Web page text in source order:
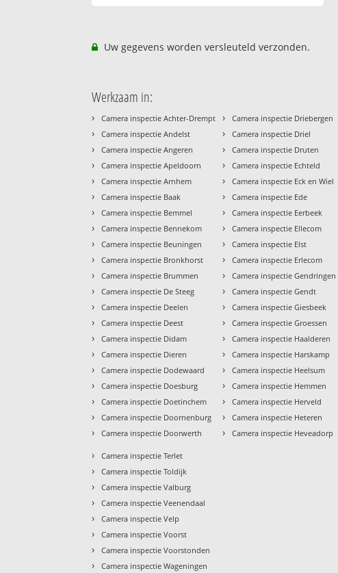
Uw gegevens worden versleuteld verzonden.
Werkzaam in:
› Camera inspectie Achter-Drempt
› Camera inspectie Andelst
› Camera inspectie Angeren
› Camera inspectie Apeldoorn
› Camera inspectie Arnhem
› Camera inspectie Baak
› Camera inspectie Bemmel
› Camera inspectie Bennekom
› Camera inspectie Beuningen
› Camera inspectie Bronkhorst
› Camera inspectie Brummen
› Camera inspectie De Steeg
› Camera inspectie Deelen
› Camera inspectie Deest
› Camera inspectie Didam
› Camera inspectie Dieren
› Camera inspectie Dodewaard
› Camera inspectie Doesburg
› Camera inspectie Doetinchem
› Camera inspectie Doornenburg
› Camera inspectie Doorwerth
› Camera inspectie Driebergen
› Camera inspectie Driel
› Camera inspectie Druten
› Camera inspectie Echteld
› Camera inspectie Eck en Wiel
› Camera inspectie Ede
› Camera inspectie Eerbeek
› Camera inspectie Ellecom
› Camera inspectie Elst
› Camera inspectie Erlecom
› Camera inspectie Gendringen
› Camera inspectie Gendt
› Camera inspectie Giesbeek
› Camera inspectie Groessen
› Camera inspectie Haalderen
› Camera inspectie Harskamp
› Camera inspectie Heelsum
› Camera inspectie Hemmen
› Camera inspectie Herveld
› Camera inspectie Heteren
› Camera inspectie Heveadorp
› Camera inspectie Terlet
› Camera inspectie Toldijk
› Camera inspectie Valburg
› Camera inspectie Veenendaal
› Camera inspectie Velp
› Camera inspectie Voorst
› Camera inspectie Voorstonden
› Camera inspectie Wageningen